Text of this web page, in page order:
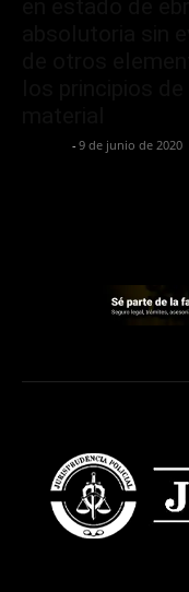
- 9 de junio de 2020